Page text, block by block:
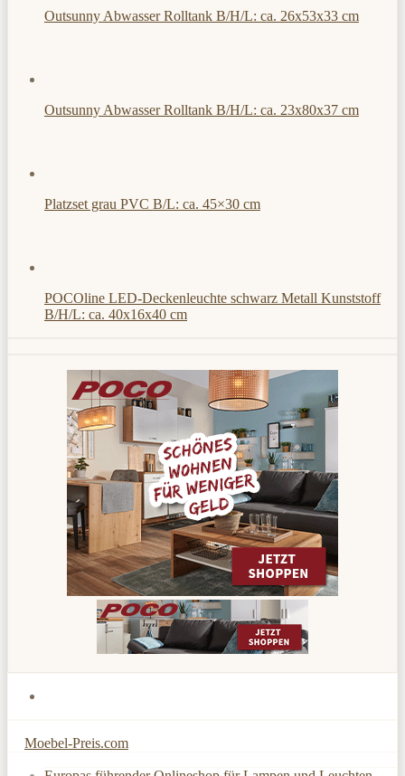
Outsunny Abwasser Rolltank B/H/L: ca. 26x53x33 cm
Outsunny Abwasser Rolltank B/H/L: ca. 23x80x37 cm
Platzset grau PVC B/L: ca. 45×30 cm
POCOline LED-Deckenleuchte schwarz Metall Kunststoff
B/H/L: ca. 40x16x40 cm
Moebel-Preis.com